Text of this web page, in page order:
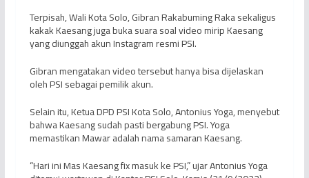
Terpisah, Wali Kota Solo, Gibran Rakabuming Raka sekaligus
kakak Kaesang juga buka suara soal video mirip Kaesang
yang diunggah akun Instagram resmi PSI.
Gibran mengatakan video tersebut hanya bisa dijelaskan
oleh PSI sebagai pemilik akun.
Selain itu, Ketua DPD PSI Kota Solo, Antonius Yoga, menyebut
bahwa Kaesang sudah pasti bergabung PSI. Yoga
memastikan Mawar adalah nama samaran Kaesang.
“Hari ini Mas Kaesang fix masuk ke PSI,” ujar Antonius Yoga